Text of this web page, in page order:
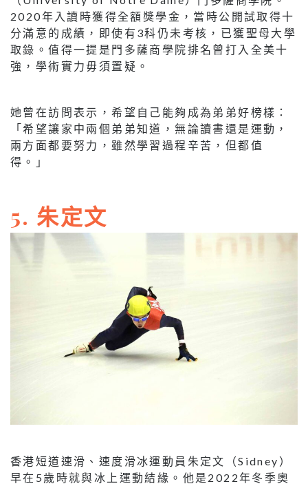
2020年入讀時獲得全額獎學金，當時公開試取得十
分滿意的成績，即使有3科仍未考核，已獲聖母大學
取錄。值得一提是門多薩商學院排名曾打入全美十
強，學術實力毋須置疑。
她曾在訪問表示，希望自己能夠成為弟弟好榜樣：
「希望讓家中兩個弟弟知道，無論讀書還是運動，
兩方面都要努力，雖然學習過程辛苦，但都值
得。」
5. 朱定文
香港短道速滑、速度滑冰運動員朱定文（Sidney）
早在5歲時就與冰上運動結緣。他是2022年冬季奧